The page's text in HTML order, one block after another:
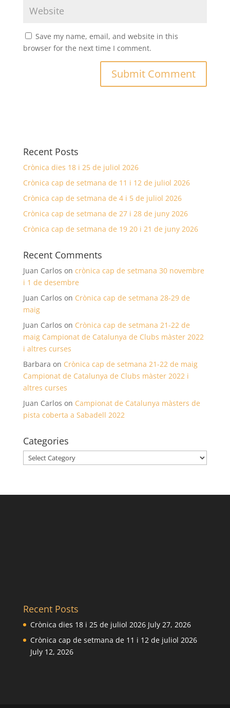
Save my name, email, and website in this
browser for the next time I comment.
Recent Posts
Crònica dies 18 i 25 de juliol 2026
Crònica cap de setmana de 11 i 12 de juliol 2026
Crònica cap de setmana de 4 i 5 de juliol 2026
Crònica cap de setmana de 27 i 28 de juny 2026
Crònica cap de setmana de 19 20 i 21 de juny 2026
Recent Comments
Juan Carlos on crònica cap de setmana 30 novembre
i 1 de desembre
Juan Carlos on Crònica cap de setmana 28-29 de
maig
Juan Carlos on Crònica cap de setmana 21-22 de
maig Campionat de Catalunya de Clubs màster 2022
i altres curses
Barbara on Crònica cap de setmana 21-22 de maig
Campionat de Catalunya de Clubs màster 2022 i
altres curses
Juan Carlos on Campionat de Catalunya màsters de
pista coberta a Sabadell 2022
Categories
Categories
Recent Posts
Crònica dies 18 i 25 de juliol 2026 July 27, 2026
Crònica cap de setmana de 11 i 12 de juliol 2026
July 12, 2026